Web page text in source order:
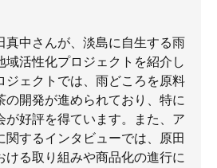
真中さんが、淡島に自生する雨
域活性化プロジェクトを紹介し
ジェクトでは、雨どころを原料
の開発が進められており、特に
が好評を得ています。また、ア
関するインタビューでは、原田
ける取り組みや商品化の進行に